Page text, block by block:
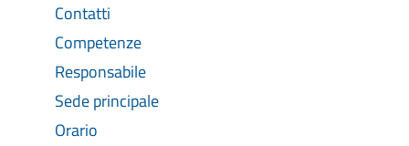
Contatti
Competenze
Responsabile
Sede principale
Orario